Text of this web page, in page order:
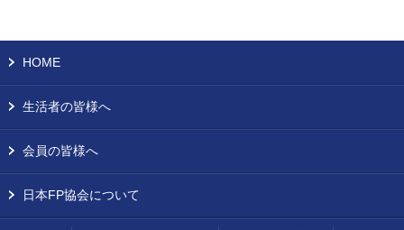
HOME
生活者の皆様へ
会員の皆様へ
日本FP協会について